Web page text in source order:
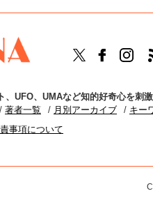
TOCANA
、 UFO、 UMAなど知的好奇心を刺
著者一覧 月別アーカイブ キー
事項について